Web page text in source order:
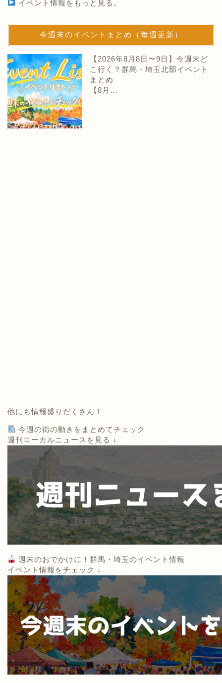
イベント情報をもっと見る。
今週末のイベントまとめ（毎週更新）
【2026年8月8日〜9日】今週末ど
こ行く？群馬・埼玉北部イベント
まとめ
【8月…
他にも情報盛りだくさん！
今週の街の動きをまとめてチェック
週刊ローカルニュースを見る ↓
週末のおでかけに！群馬・埼玉のイベント情報
イベント情報をチェック ↓